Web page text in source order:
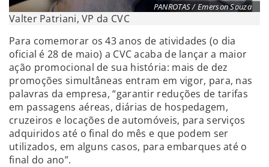
PANROTAS / Emerson Souza
Valter Patriani, VP da CVC
Para comemorar os 43 anos de atividades (o dia
oficial é 28 de maio) a CVC acaba de lançar a maior
ação promocional de sua história: mais de dez
promoções simultâneas entram em vigor, para, nas
palavras da empresa, “garantir reduções de tarifas
em passagens aéreas, diárias de hospedagem,
cruzeiros e locações de automóveis, para serviços
adquiridos até o final do mês e que podem ser
utilizados, em alguns casos, para embarques até o
final do ano”.